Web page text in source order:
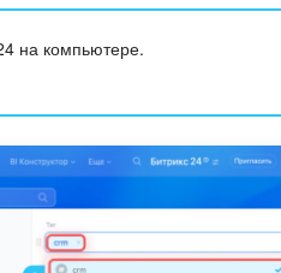
на компьютере.